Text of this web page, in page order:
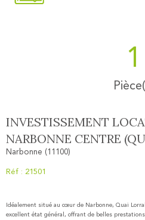
1
INVESTISSEMENT
NARBONNE CENTRE
Narbonne (11100)
Réf : 21501
Idéalement situé au cœur de Narbonne, Quai
excellent état général, offrant de belles